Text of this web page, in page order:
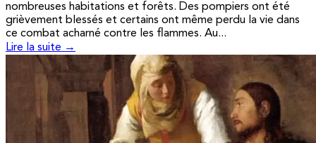
nombreuses habitations et forêts. Des pompiers ont été
grièvement blessés et certains ont même perdu la vie dans
ce combat acharné contre les flammes. Au...
Lire la suite →